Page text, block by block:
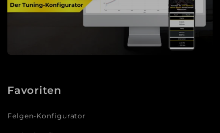
Favoriten
Felgen-Konfigurator